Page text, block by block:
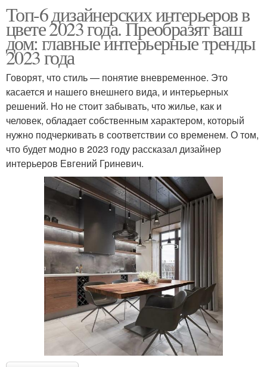
Топ-6 дизайнерских интерьеров в
цвете 2023 года. Преобразят ваш
дом: главные интерьерные тренды
2023 года
Говорят, что стиль — понятие вневременное. Это
касается и нашего внешнего вида, и интерьерных
решений. Но не стоит забывать, что жилье, как и
человек, обладает собственным характером, который
нужно подчеркивать в соответствии со временем. О том,
что будет модно в 2023 году рассказал дизайнер
интерьеров Евгений Гриневич.